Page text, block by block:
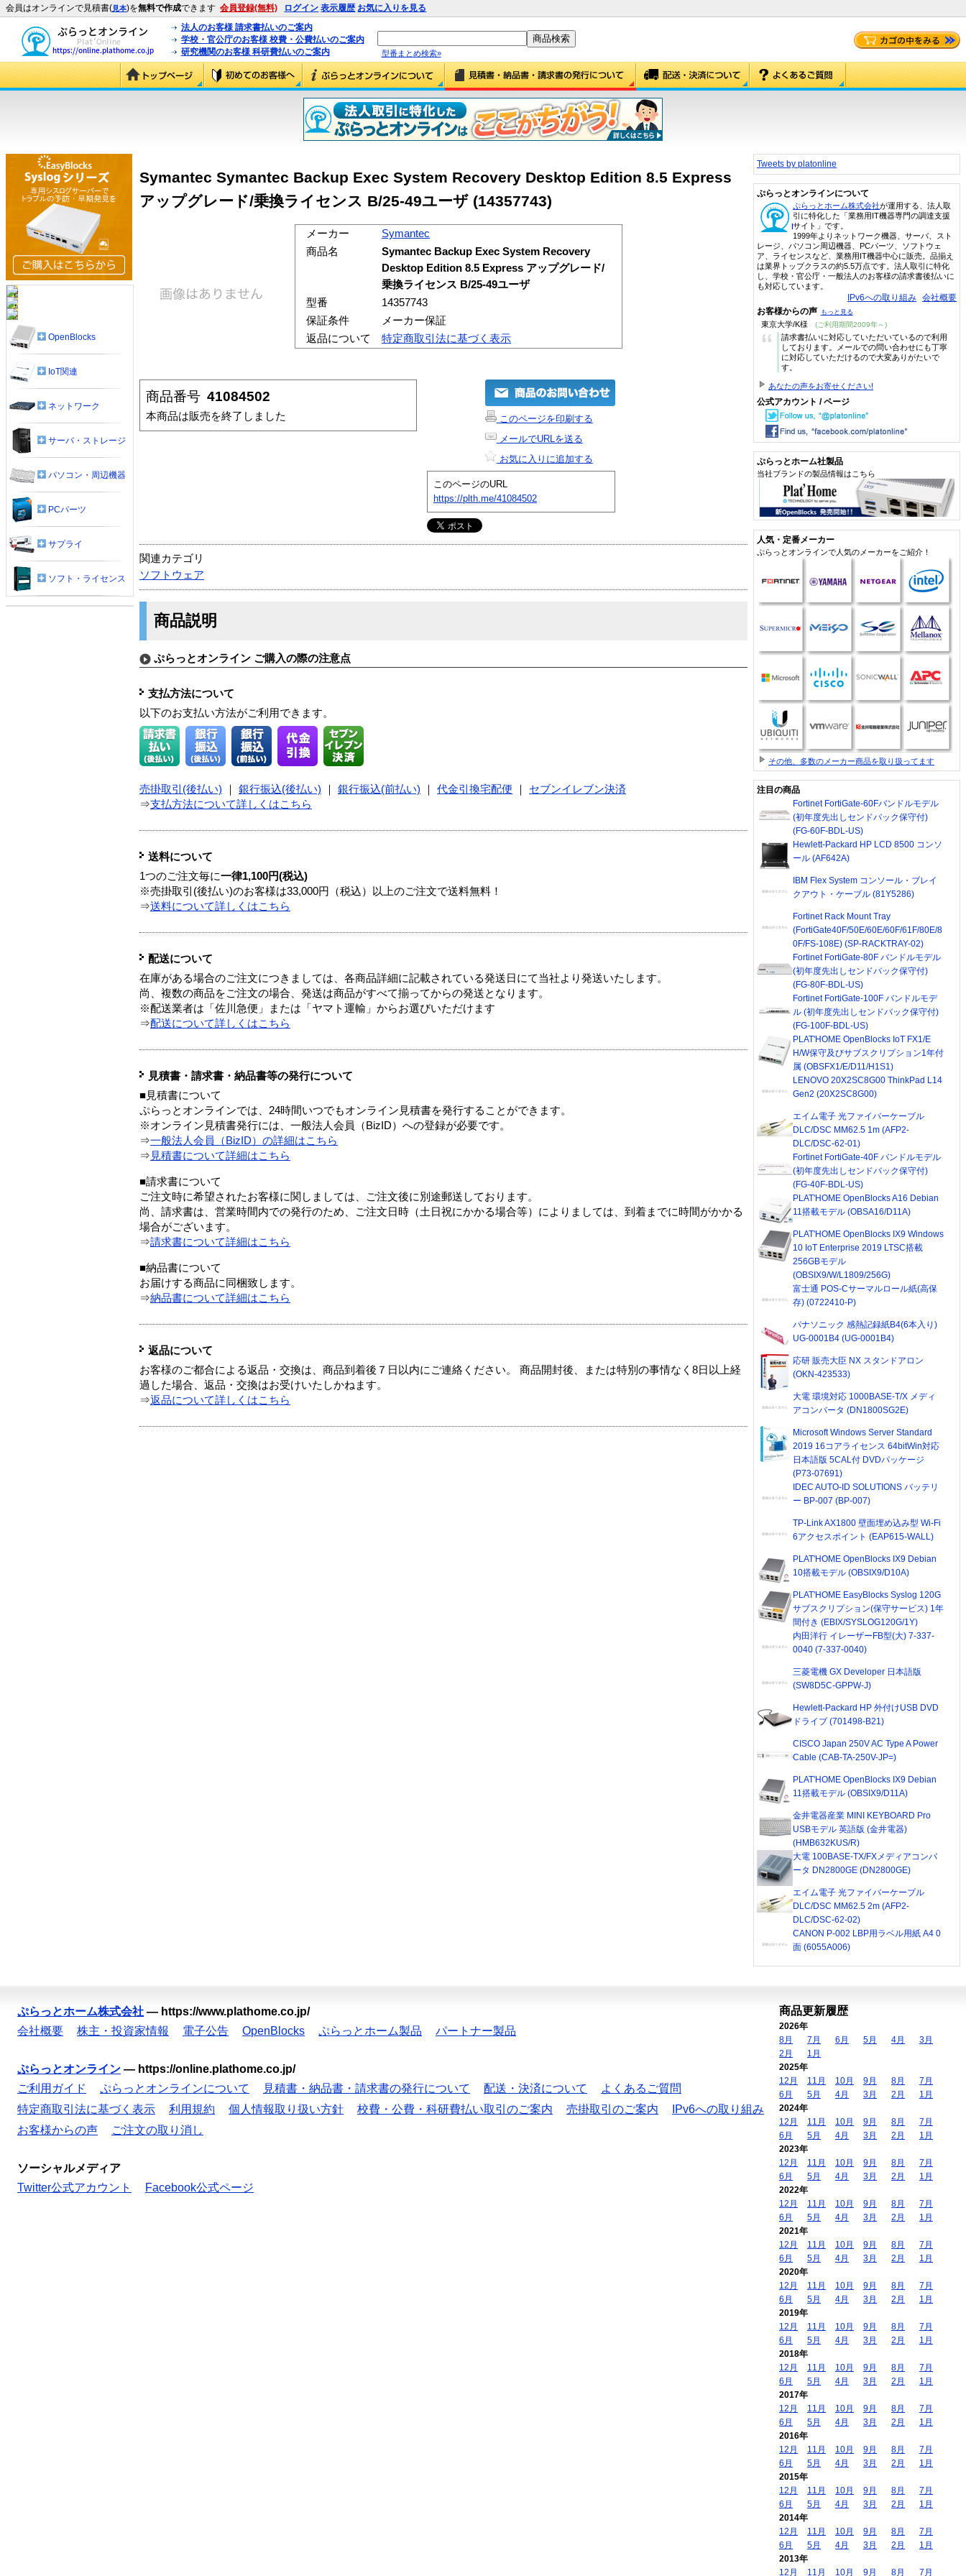
会員はオンラインで見積書(見本)を無料で作成できます 会員登録(無料) ログイン 表示履歴 お気に入りを見る
法人のお客様 請求書払いのご案内
学校・官公庁のお客様 校費・公費払いのご案内
研究機関のお客様 科研費払いのご案内
型番まとめ検索»
Symantec Symantec Backup Exec System Recovery Desktop Edition 8.5 Express
アップグレード/乗換ライセンス B/25-49ユーザ (14357743)
メーカー
Symantec
商品名
Symantec Backup Exec System Recovery
Desktop Edition 8.5 Express アップグレード/
乗換ライセンス B/25-49ユーザ
型番
14357743
保証条件
メーカー保証
返品について
特定商取引法に基づく表示
商品番号 41084502
本商品は販売を終了しました
このページを印刷する
メールでURLを送る
お気に入りに追加する
このページのURL
https://plth.me/41084502
関連カテゴリ
ソフトウェア
商品説明
ぷらっとオンライン ご購入の際の注意点
支払方法について
以下のお支払い方法がご利用できます。
売掛取引(後払い) 銀行振込(後払い) 銀行振込(前払い) 代金引換宅配便
セブンイレブン決済
⇒支払方法について詳しくはこちら
送料について
1つのご注文毎に一律1,100円(税込)
※売掛取引(後払い)のお客様は33,000円（税込）以上のご注文で送料無料！
⇒送料について詳しくはこちら
配送について
在庫がある場合のご注文につきましては、各商品詳細に記載されている発送日にて当社より発送いたします。
尚、複数の商品をご注文の場合、発送は商品がすべて揃ってからの発送となります。
※配送業者は「佐川急便」または「ヤマト運輸」からお選びいただけます
⇒配送について詳しくはこちら
見積書・請求書・納品書等の発行について
■見積書について
ぷらっとオンラインでは、24時間いつでもオンライン見積書を発行することができます。
※オンライン見積書発行には、一般法人会員（BizID）への登録が必要です。
⇒一般法人会員（BizID）の詳細はこちら
⇒ 見積書について詳細はこちら
■請求書について
ご注文時に希望されたお客様に関しましては、ご注文後に別途郵送しております。
尚、請求書は、営業時間内での発行のため、ご注文日時（土日祝にかかる場合等）によりましては、到着までに時間がかかる
場合がございます。
⇒請求書について詳細はこちら
■納品書について
お届けする商品に同梱致します。
⇒納品書について詳細はこちら
返品について
お客様のご都合による返品・交換は、商品到着後７日以内にご連絡ください。 商品開封後、または特別の事情なく8日以上経
過した場合、返品・交換はお受けいたしかねます。
⇒返品について詳しくはこちら
OpenBlocks
IoT関連
ネットワーク
サーバ・ストレージ
パソコン・周辺機器
PCパーツ
サプライ
ソフト・ライセンス
Tweets by platonline
ぷらっとオンラインについて
ぷらっとホーム株式会社が運用する、法人取
引に特化した「業務用IT機器専門の調達支援
サイト」です。
1999年よりネットワーク機器、サーバ、スト
レージ、パソコン周辺機器、PCパーツ、ソフトウェ
ア、ライセンスなど、業務用IT機器中心に販売。品揃え
は業界トップクラスの約5.5万点です。法人取引に特化
し、学校・官公庁・一般法人のお客様の請求書後払いに
も対応しています。
IPv6への取り組み 会社概要
お客様からの声 もっと見る
東京大学/K様 (ご利用期間2009年～)
“
請求書払いに対応していただいているので利用
しております。メールでの問い合わせにも丁寧
に対応していただけるので大変ありがたいで
す。
あなたの声をお寄せください!
公式アカウント / ページ
ぷらっとホーム社製品
当社ブランドの製品情報はこちら
人気・定番メーカー
ぷらっとオンラインで人気のメーカーをご紹介！
その他、多数のメーカー商品を取り扱ってます
注目の商品
Fortinet FortiGate-60Fバンドルモデル
(初年度先出しセンドバック保守付)
(FG-60F-BDL-US)
Hewlett-Packard HP LCD 8500 コンソ
ール (AF642A)
IBM Flex System コンソール・ブレイ
クアウト・ケーブル (81Y5286)
Fortinet Rack Mount Tray
(FortiGate40F/50E/60E/60F/61F/80E/8
0F/FS-108E) (SP-RACKTRAY-02)
Fortinet FortiGate-80F バンドルモデル
(初年度先出しセンドバック保守付)
(FG-80F-BDL-US)
Fortinet FortiGate-100F バンドルモデ
ル (初年度先出しセンドバック保守付)
(FG-100F-BDL-US)
PLAT'HOME OpenBlocks IoT FX1/E
H/W保守及びサブスクリプション1年付
属 (OBSFX1/E/D11/H1S1)
LENOVO 20X2SC8G00 ThinkPad L14
Gen2 (20X2SC8G00)
エイム電子 光ファイバーケーブル
DLC/DSC MM62.5 1m (AFP2-
DLC/DSC-62-01)
Fortinet FortiGate-40F バンドルモデル
(初年度先出しセンドバック保守付)
(FG-40F-BDL-US)
PLAT'HOME OpenBlocks A16 Debian
11搭載モデル (OBSA16/D11A)
PLAT'HOME OpenBlocks IX9 Windows
10 IoT Enterprise 2019 LTSC搭載
256GBモデル
(OBSIX9/W/L1809/256G)
富士通 POS-Cサーマルロール紙(高保
存) (0722410-P)
パナソニック 感熱記録紙B4(6本入り)
UG-0001B4 (UG-0001B4)
応研 販売大臣 NX スタンドアロン
(OKN-423533)
大電 環境対応 1000BASE-T/X メディ
アコンバータ (DN1800SG2E)
Microsoft Windows Server Standard
2019 16コアライセンス 64bitWin対応
日本語版 5CAL付 DVDパッケージ
(P73-07691)
IDEC AUTO-ID SOLUTIONS バッテリ
ー BP-007 (BP-007)
TP-Link AX1800 壁面埋め込み型 Wi-Fi
6アクセスポイント (EAP615-WALL)
PLAT'HOME OpenBlocks IX9 Debian
10搭載モデル (OBSIX9/D10A)
PLAT'HOME EasyBlocks Syslog 120G
サブスクリプション(保守サービス) 1年
間付き (EBIX/SYSLOG120G/1Y)
内田洋行 イレーザーFB型(大) 7-337-
0040 (7-337-0040)
三菱電機 GX Developer 日本語版
(SW8D5C-GPPW-J)
Hewlett-Packard HP 外付けUSB DVD
ドライブ (701498-B21)
CISCO Japan 250V AC Type A Power
Cable (CAB-TA-250V-JP=)
PLAT'HOME OpenBlocks IX9 Debian
11搭載モデル (OBSIX9/D11A)
金井電器産業 MINI KEYBOARD Pro
USBモデル 英語版 (金井電器)
(HMB632KUS/R)
大電 100BASE-TX/FXメディアコンバ
ータ DN2800GE (DN2800GE)
エイム電子 光ファイバーケーブル
DLC/DSC MM62.5 2m (AFP2-
DLC/DSC-62-02)
CANON P-002 LBP用ラベル用紙 A4 0
面 (6055A006)
ぷらっとホーム株式会社 — https://www.plathome.co.jp/
会社概要
株主・投資家情報 電子公告 OpenBlocks ぷらっとホーム製品 パートナー製品
ぷらっとオンライン — https://online.plathome.co.jp/
ご利用ガイド
ぷらっとオンラインについて 見積書・納品書・請求書の発行について 配送・決済について
よくあるご質問
特定商取引法に基づく表示
利用規約 個人情報取り扱い方針 校費・公費・科研費払い取引のご案内 売掛取引のご案内
IPv6への取り組み
お客様からの声
ご注文の取り消し
ソーシャルメディア
Twitter公式アカウント
Facebook公式ページ
商品更新履歴
2026年
8月
7月 6月 5月 4月
3月
2月
1月
2025年
12月
11月 10月 9月 8月
7月
6月
5月 4月 3月 2月
1月
2024年
12月
11月 10月 9月 8月
7月
6月
5月 4月 3月 2月
1月
2023年
12月
11月 10月 9月 8月
7月
6月
5月 4月 3月 2月
1月
2022年
12月
11月 10月 9月 8月
7月
6月
5月 4月 3月 2月
1月
2021年
12月
11月 10月 9月 8月
7月
6月
5月 4月 3月 2月
1月
2020年
12月
11月 10月 9月 8月
7月
6月
5月 4月 3月 2月
1月
2019年
12月
11月 10月 9月 8月
7月
6月
5月 4月 3月 2月
1月
2018年
12月
11月 10月 9月 8月
7月
6月
5月 4月 3月 2月
1月
2017年
12月
11月 10月 9月 8月
7月
6月
5月 4月 3月 2月
1月
2016年
12月
11月 10月 9月 8月
7月
6月
5月 4月 3月 2月
1月
2015年
12月
11月 10月 9月 8月
7月
6月
5月 4月 3月 2月
1月
2014年
12月
11月 10月 9月 8月
7月
6月
5月 4月 3月 2月
1月
2013年
12月
11月 10月 9月 8月 7月